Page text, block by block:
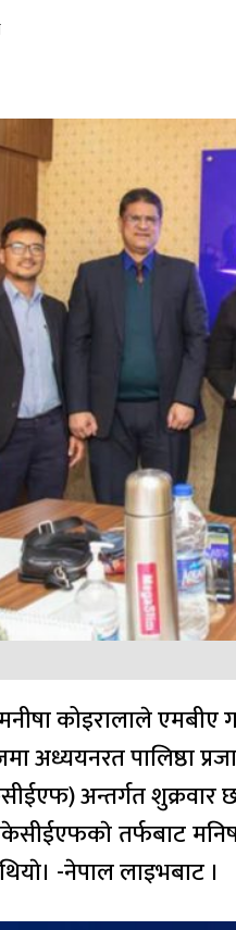
कोइरालाले एमबीए
पालिष्ठा
अन्तर्गत शुक्रवार
तर्फबाट
-नेपाल लाइभबाट ।